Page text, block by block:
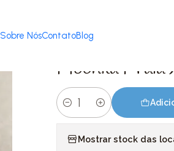
Sobre NósContatoBlog
Mochila Praia
Quantidade
Mostrar stock das